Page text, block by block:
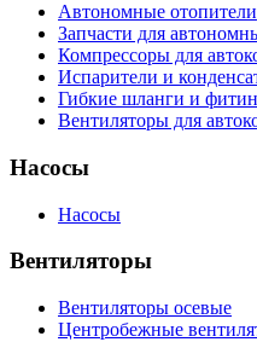
Автономные отопители
Запчасти для
Компрессоры для
Испарители и
Гибкие шланги и
Вентиляторы для
Насосы
Насосы
Вентиляторы
Вентиляторы осевые
Центробежные